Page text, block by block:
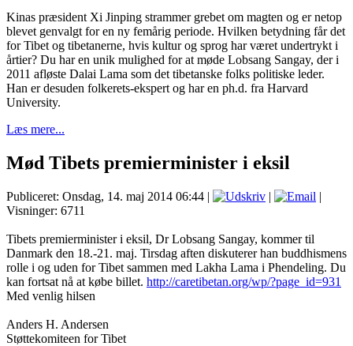
Kinas præsident Xi Jinping strammer grebet om magten og er netop
blevet genvalgt for en ny femårig periode. Hvilken betydning får det
for Tibet og tibetanerne, hvis kultur og sprog har været undertrykt i
årtier? Du har en unik mulighed for at møde Lobsang Sangay, der i
2011 afløste Dalai Lama som det tibetanske folks politiske leder.
Han er desuden folkerets­-ekspert og har en ph.d. fra Harvard
University.
Læs mere...
Mød Tibets premierminister i eksil
Publiceret: Onsdag, 14. maj 2014 06:44 | |
|
Visninger: 6711
Tibets premierminister i eksil, Dr Lobsang Sangay, kommer til
Danmark den 18.-21. maj. Tirsdag aften diskuterer han buddhismens
rolle i og uden for Tibet sammen med Lakha Lama i Phendeling. Du
kan fortsat nå at købe billet. http://caretibetan.org/wp/?page_id=931
Med venlig hilsen
Anders H. Andersen
Støttekomiteen for Tibet